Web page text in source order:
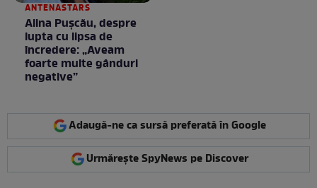
ANTENASTARS
Alina Pușcău, despre
lupta cu lipsa de
încredere: „Aveam
foarte multe gânduri
negative”
Adaugă-ne ca sursă preferată în Google
Urmărește SpyNews pe Discover